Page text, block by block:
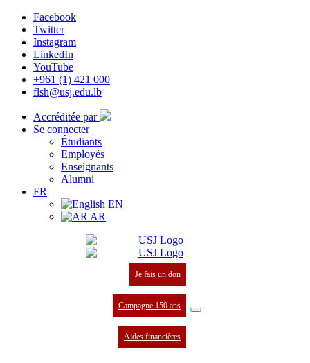
Facebook
Twitter
Instagram
LinkedIn
YouTube
+961 (1) 421 000
flsh@usj.edu.lb
Accréditée par
Se connecter
Étudiants
Employés
Enseignants
Alumni
FR
EN
AR
Je fais un don
Campagne 150 ans
Aides financières